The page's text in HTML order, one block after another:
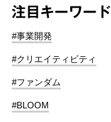
注目キーワード
#事業開発
#クリエイティビティ
#ファンダム
#BLOOM